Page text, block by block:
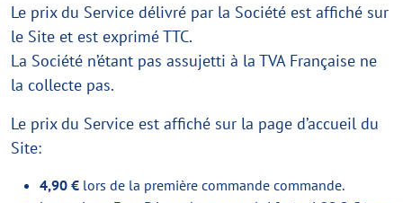
Le prix du Service délivré par la Société est affiché sur
le Site et est exprimé TTC.
La Société n’étant pas assujetti à la TVA Française ne
la collecte pas.
Le prix du Service est affiché sur la page d’accueil du
Site:
4,90 € lors de la première commande commande.